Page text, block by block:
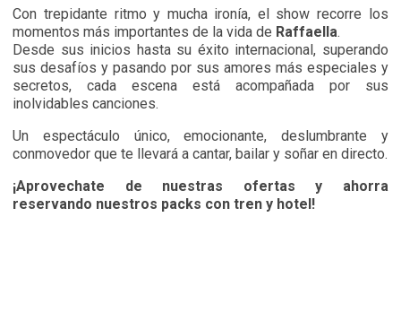
Con trepidante ritmo y mucha ironía, el show recorre los
momentos más importantes de la vida de Raffaella.
Desde sus inicios hasta su éxito internacional, superando
sus desafíos y pasando por sus amores más especiales y
secretos, cada escena está acompañada por sus
inolvidables canciones.
Un espectáculo único, emocionante, deslumbrante y
conmovedor que te llevará a cantar, bailar y soñar en directo.
¡Aprovechate de nuestras ofertas y ahorra
reservando nuestros packs con tren y hotel!